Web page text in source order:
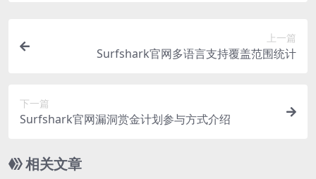
上一篇
Surfshark官网多语言支持覆盖范围统计
下一篇
Surfshark官网漏洞赏金计划参与方式介绍
相关文章